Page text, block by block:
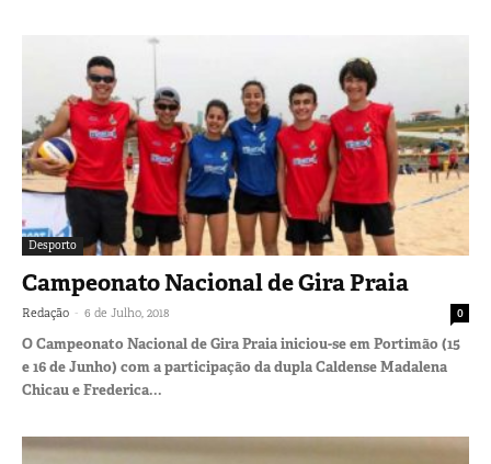
Desporto
Campeonato Nacional de Gira Praia
Redação - 6 de Julho, 2018 0
O Campeonato Nacional de Gira Praia iniciou-se em Portimão (15
e 16 de Junho) com a participação da dupla Caldense Madalena
Chicau e Frederica...